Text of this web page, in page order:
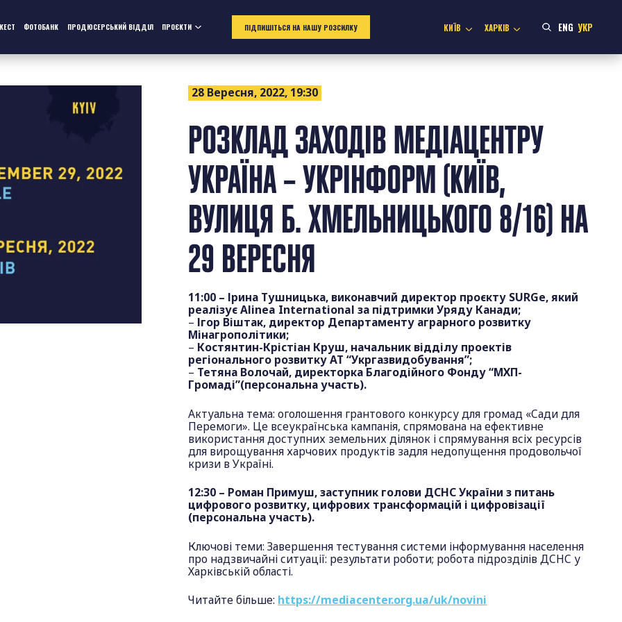
ФОТОБАНК ПРОДЮСЕРСЬКИЙ ВІДДІЛ ПРОЄКТИ ПІДПИШІТЬСЯ НА НАШУ РОЗСИЛКУ КИЇВ ХАРКІВ ENG УКР
28 Вересня, 2022, 19:30
РОЗКЛАД ЗАХОДІВ МЕДІАЦЕНТРУ
УКРАЇНА – УКРІНФОРМ (КИЇВ,
ВУЛИЦЯ Б. ХМЕЛЬНИЦЬКОГО 8/16) НА
29 ВЕРЕСНЯ
11:00 – Ірина Тушницька, виконавчий директор проєкту SURGe, який
реалізує Alinea International за підтримки Уряду Канади;
– Ігор Віштак, директор Департаменту аграрного розвитку
Мінагрополітики;
– Костянтин-Крістіан Круш, начальник відділу проектів
регіонального розвитку АТ “Укргазвидобування”;
– Тетяна Волочай, директорка Благодійного Фонду “МХП-
Громаді”(персональна участь).
Актуальна тема: оголошення грантового конкурсу для громад «Сади для
Перемоги». Це всеукраїнська кампанія, спрямована на ефективне
використання доступних земельних ділянок і спрямування всіх ресурсів
для вирощування харчових продуктів задля недопущення продовольчої
кризи в Україні.
12:30 – Роман Примуш, заступник голови ДСНС України з питань
цифрового розвитку, цифрових трансформацій і цифровізації
(персональна участь).
Ключові теми: Завершення тестування системи інформування населення
про надзвичайні ситуації: результати роботи; робота підрозділів ДСНС у
Харківській області.
Читайте більше: https://mediacenter.org.ua/uk/novini